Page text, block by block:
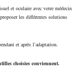
et oculaire avec votre médecin
les différentes solutions
et après l’adaptation.
choisies conviennent.